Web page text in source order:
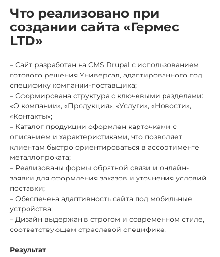
Что реализовано при
создании сайта «Гермес
LTD»
– Сайт разработан на CMS Drupal с использованием
готового решения Универсал, адаптированного под
специфику компании-поставщика;
– Сформирована структура с ключевыми разделами:
«О компании», «Продукция», «Услуги», «Новости»,
«Контакты»;
– Каталог продукции оформлен карточками с
описанием и характеристиками, что позволяет
клиентам быстро ориентироваться в ассортименте
металлопроката;
– Реализованы формы обратной связи и онлайн-
заявки для оформления заказов и уточнения условий
поставки;
– Обеспечена адаптивность сайта под мобильные
устройства;
– Дизайн выдержан в строгом и современном стиле,
соответствующем отраслевой специфике.
Результат